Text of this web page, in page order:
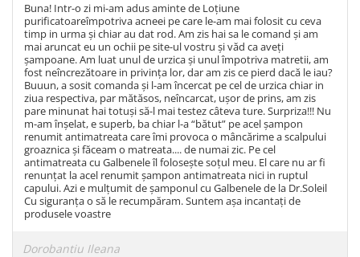
Buna! Intr-o zi mi-am adus aminte de Loțiune
purificatoareîmpotriva acneei pe care le-am mai folosit cu ceva
timp in urma și chiar au dat rod. Am zis hai sa le comand și am
mai aruncat eu un ochii pe site-ul vostru și văd ca aveți
șampoane. Am luat unul de urzica și unul împotriva matretii, am
fost neîncrezătoare in privința lor, dar am zis ce pierd dacă le iau?
Buuun, a sosit comanda și l-am încercat pe cel de urzica chiar in
ziua respectiva, par mătăsos, neîncarcat, ușor de prins, am zis
pare minunat hai totuși să-l mai testez câteva ture. Surpriza!!! Nu
m-am înșelat, e superb, ba chiar l-a “bătut” pe acel șampon
renumit antimatreata care îmi provoca o mâncărime a scalpului
groaznica și făceam o matreata.... de numai zic. Pe cel
antimatreata cu Galbenele îl folosește soțul meu. El care nu ar fi
renunțat la acel renumit șampon antimatreata nici in ruptul
capului. Azi e mulțumit de șamponul cu Galbenele de la Dr.Soleil
Cu siguranța o să le recumpăram. Suntem așa incantați de
produsele voastre
Dorobantiu Ileana